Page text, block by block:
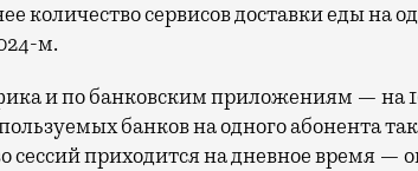
количество сервисов доставки еды на
м.
и по банковским приложениям — на
банков на одного абонента
сессий приходится на дневное время —